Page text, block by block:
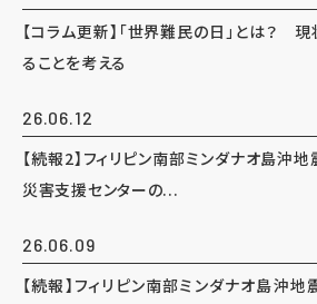
【コラム更新】「世界難民の日」とは？
ることを考える
26.06.12
【続報2】フィリピン南部ミンダナオ島沖
災害支援センターの...
26.06.09
【続報】フィリピン南部ミンダナオ島沖